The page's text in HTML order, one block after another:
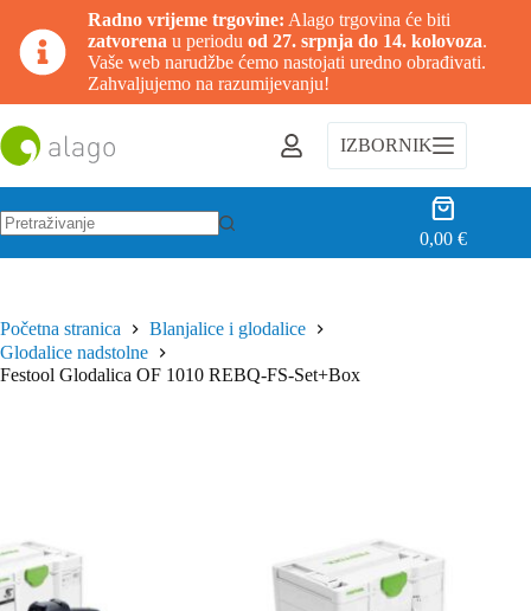
Radno vrijeme trgovine: Alago trgovina će biti
zatvorena u periodu od 27. srpnja do 14. kolovoza.
Vaše web narudžbe ćemo nastojati uredno obrađivati.
Zahvaljujemo na razumijevanju!
na
sadržaj
IZBORNIK
Košarica
0,00€
Početna stranica
Blanjalice i glodalice
Glodalice nadstolne
Festool Glodalica OF 1010 REBQ-FS-Set+Box